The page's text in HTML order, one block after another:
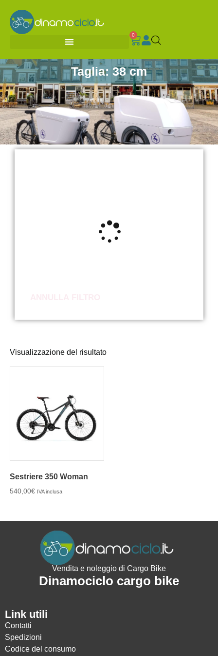
0
Taglia: 38 cm
Visualizzazione del risultato
Sestriere 350 Woman
540,00€ IVA inclusa
Vendita e noleggio di Cargo Bike
Dinamociclo cargo bike
Link utili
Contatti
Spedizioni
Codice del consumo